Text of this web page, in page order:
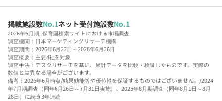
掲載施設数No.1ネット受付施設数No.1
2026年6月期_保育園検索サイトにおける市場調査
調査機関：日本マーケティングリサーチ機構
調査期間：2026年6月22日～2026年6月26日
調査概要：主要4社を対象
調査手法：デスクリサーチを基に、累計データを比較・検証したものです。実際の
数値とは異なる場合がございます。
備考：2026年6月時点/効果効能等や優位性を保証するものではございません。/2024
年7月期調査（同年6月26日～7月31日実施）、2025年8月期調査（同年8月1日～8月
28日）に続き3年連続